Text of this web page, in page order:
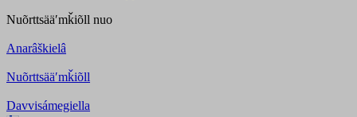
Nuõrttsääʹmǩiõll nuo
Anarâškielâ
Nuõrttsääʹmǩiõll
Davvisámegiella